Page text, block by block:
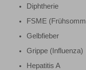
Diphtherie
FSME
Gelbfieber
Grippe (Influenza)
Hepatitis A